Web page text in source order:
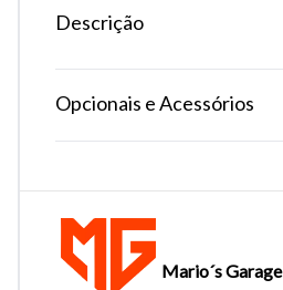
Descrição
Opcionais e Acessórios
Mario´s Garage